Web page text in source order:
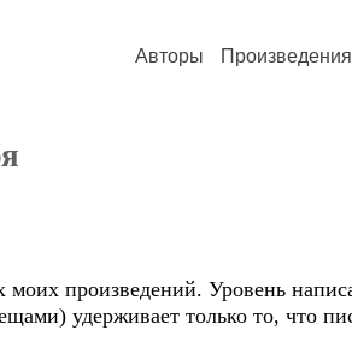
Авторы Произведения
произведений. Уровень
удерживает только то, что